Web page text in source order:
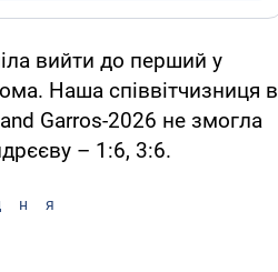
вийти до перший у
Наша співвітчизниця в
Garros-2026 не змогла
– 1:6, 3:6.